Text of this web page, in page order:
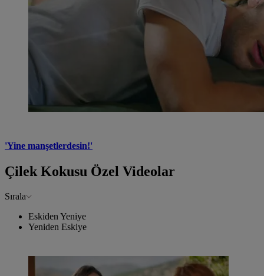
'Yine manşetlerdesin!'
Çilek Kokusu Özel Videolar
Sırala
Eskiden Yeniye
Yeniden Eskiye